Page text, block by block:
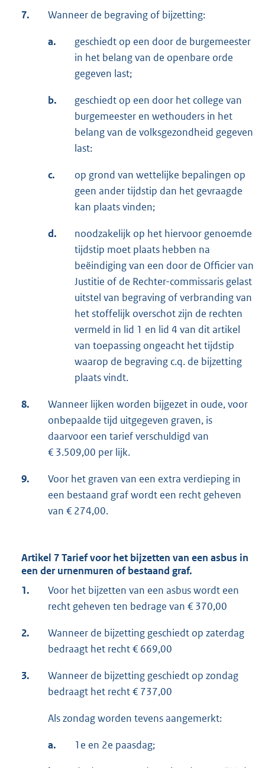
7. Wanneer de begraving of bijzetting:
a.
geschiedt op een door de burgemeester
in het belang van de openbare orde
gegeven last;
b.
geschiedt op een door het college van
burgemeester en wethouders in het
belang van de volksgezondheid gegeven
last:
c.
op grond van wettelijke bepalingen op
geen ander tijdstip dan het gevraagde
kan plaats vinden;
d.
noodzakelijk op het hiervoor genoemde
tijdstip moet plaats hebben na
beëindiging van een door de Officier van
Justitie of de Rechter-commissaris gelast
uitstel van begraving of verbranding van
het stoffelijk overschot zijn de rechten
vermeld in lid 1 en lid 4 van dit artikel
van toepassing ongeacht het tijdstip
waarop de begraving c.q. de bijzetting
plaats vindt.
8.
Wanneer lijken worden bijgezet in oude, voor
onbepaalde tijd uitgegeven graven, is
daarvoor een tarief verschuldigd van
€ 3.509,00 per lijk.
9.
Voor het graven van een extra verdieping in
een bestaand graf wordt een recht geheven
van € 274,00.
Artikel 7 Tarief voor het bijzetten van een asbus in
een der urnenmuren of bestaand graf.
1.
Voor het bijzetten van een asbus wordt een
recht geheven ten bedrage van € 370,00
2.
Wanneer de bijzetting geschiedt op zaterdag
bedraagt het recht € 669,00
3.
Wanneer de bijzetting geschiedt op zondag
bedraagt het recht € 737,00
Als zondag worden tevens aangemerkt:
a. 1e en 2e paasdag;